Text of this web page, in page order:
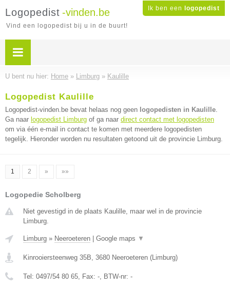
Ik ben een logopedist
Logopedist -vinden.be
Vind een logopedist bij u in de buurt!
U bent nu hier: Home » Limburg » Kaulille
Logopedist Kaulille
Logopedist-vinden.be bevat helaas nog geen logopedisten in Kaulille.
Ga naar logopedist Limburg of ga naar direct contact met logopedisten
om via één e-mail in contact te komen met meerdere logopedisten
tegelijk. Hieronder worden nu resultaten getoond uit de provincie Limburg.
1 2 » »»
Logopedie Scholberg
Niet gevestigd in de plaats Kaulille, maar wel in de provincie
Limburg.
Limburg » Neeroeteren Google maps ▼
Kinrooiersteenweg 35B, 3680 Neeroeteren (Limburg)
Tel: 0497/54 80 65, Fax: -, BTW-nr: -